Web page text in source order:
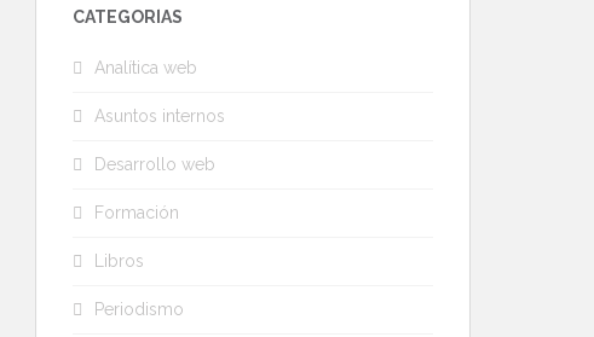
CATEGORÍAS
Analítica web
Asuntos internos
Desarrollo web
Formación
Libros
Periodismo